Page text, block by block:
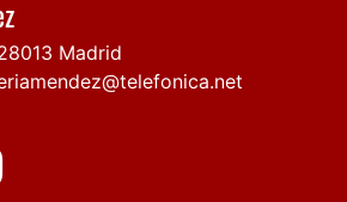
Madrid